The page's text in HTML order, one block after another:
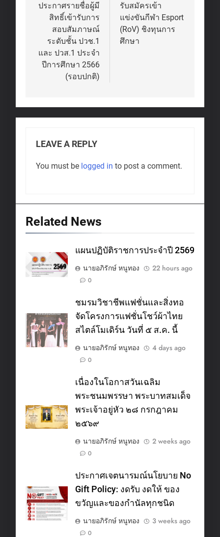
navigation
ประกาศรายชื่อผู้มี
สิทธิ์เข้ารับการ
สอบสัมภาษณ์
ระดับชั้น ปวช.1
และ ปวส.1 ประจำ
ปีการศึกษา 2566
(รอบปกติ)
รับสมัครเข้า
แข่งขันกีฬา Esport
(RoV) ชิงทุนการ
ศึกษา
LEAVE A REPLY
You must be logged in to post a comment.
Related News
แผนปฏิบัติราชการประจำปี 2569
นายอภิรักษ์ หนูทอง
22 hours ago
0
ชมรมวิชาชีพแฟชั่นและสิ่งทอ
จัดโครงการแฟชั่นโชว์ผ้าไทย
สไตล์โมเดิร์น วันที่ ๕ ส.ค. นี้
นายอภิรักษ์ หนูทอง
4 days ago
0
เนื่องในโอกาสวันเฉลิม
พระชนมพรรษา พระบาทสมเด็จ
พระเจ้าอยู่หัว ๒๘ กรกฎาคม
๒๕๖๙
นายอภิรักษ์ หนูทอง
2 weeks ago
0
ประกาศเจตนารมณ์นโยบาย No
Gift Policy: งดรับ งดให้ ของ
ขวัญและของกำนัลทุกชนิด
นายอภิรักษ์ หนูทอง
3 weeks ago
0